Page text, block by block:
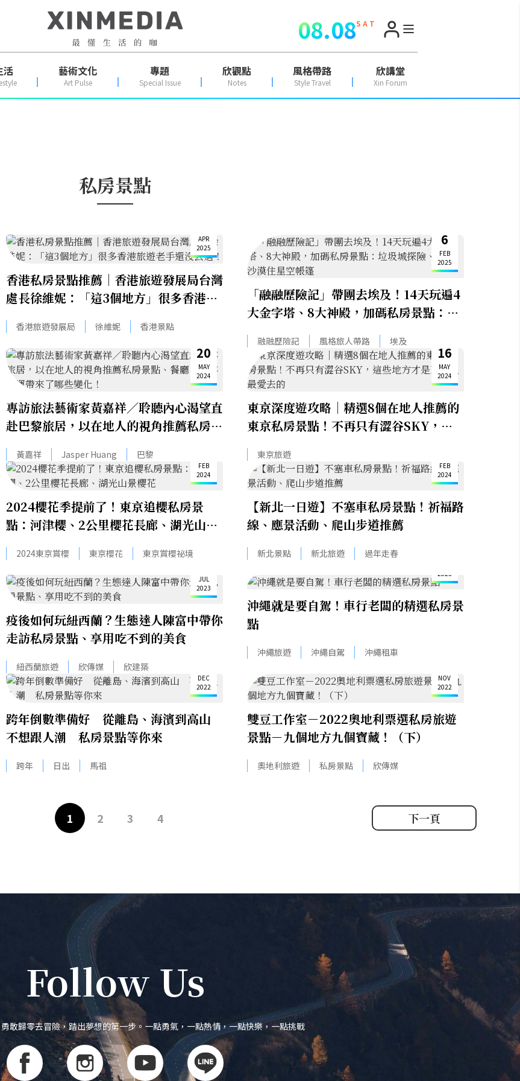
08.08S A T
活 藝術文化
Art Pulse
專題
Special Issue
欣觀點
Notes
風格帶路
Style Travel
欣講堂
Xin Forum
私房景點
APR
2025
香港私房景點推薦｜香港旅遊發展局台灣
處長徐維妮：「這3個地方」很多香港旅
遊老手還沒去過！
香港旅遊發展局 徐維妮 香港景點
6
FEB
2025
「融融歷險記」帶團去埃及！14天玩遍4
大金字塔、8大神殿，加碼私房景點：垃
圾城探險、黑白沙漠住星空帳篷
融融歷險記 風格旅人帶路 埃及
20
MAY
2024
專訪旅法藝術家黃嘉祥／聆聽內心渴望直
赴巴黎旅居，以在地人的視角推薦私房景
點、餐廳，巴黎奧運帶來了哪些變化！
黃嘉祥 Jasper Huang 巴黎
16
MAY
2024
東京深度遊攻略｜精選8個在地人推薦的
東京私房景點！不再只有澀谷SKY，這
些地方才是東京人最愛去的
東京旅遊
FEB
2024
2024櫻花季提前了！東京追櫻私房景
點：河津櫻、2公里櫻花長廊、湖光山景
櫻花
2024東京賞櫻 東京櫻花 東京賞櫻祕境
FEB
2024
【新北一日遊】不塞車私房景點！祈福路
線、應景活動、爬山步道推薦
新北景點 新北旅遊 過年走春
JUL
2023
疫後如何玩紐西蘭？生態達人陳富中帶你
走訪私房景點、享用吃不到的美食
紐西蘭旅遊 欣傳媒 欣建築
2023
沖繩就是要自駕！車行老闆的精選私房景
點
沖繩旅遊 沖繩自駕 沖繩租車
DEC
2022
跨年倒數準備好 從離島、海濱到高山
不想跟人潮 私房景點等你來
跨年 日出 馬祖
NOV
2022
雙豆工作室－2022奧地利票選私房旅遊
景點－九個地方九個寶藏！（下）
奧地利旅遊 私房景點 欣傳媒
1 2 3 4 下一頁
Follow Us
敢歸零去冒險，踏出夢想的第一步。一點勇氣，一點熱情，一點快樂，一點挑戰